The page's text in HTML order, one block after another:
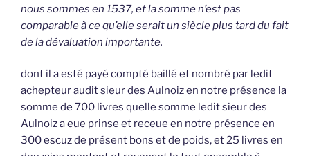
nous sommes en 1537, et la somme n’est pas
comparable à ce qu’elle serait un siècle plus tard du fait
de la dévaluation importante.
dont il a esté payé compté baillé et nombré par ledit
achepteur audit sieur des Aulnoiz en notre présence la
somme de 700 livres quelle somme ledit sieur des
Aulnoiz a eue prinse et receue en notre présence en
300 escuz de présent bons et de poids, et 25 livres en